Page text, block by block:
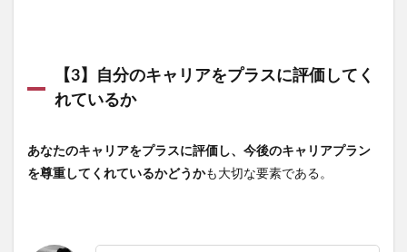
【3】自分のキャリアをプラスに評価してく
れているか
あなたのキャリアをプラスに評価し、今後のキャリアプラン
を尊重してくれているかどうかも大切な要素である。